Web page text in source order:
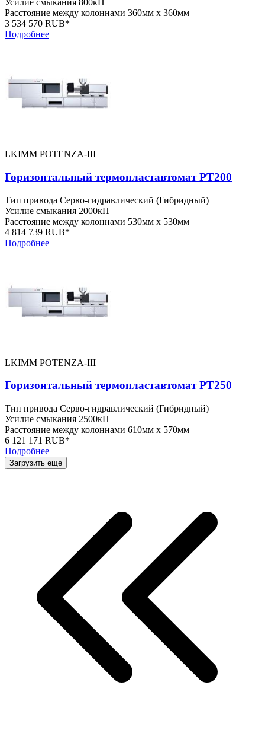
Усилие смыкания 800кН
Расстояние между колоннами 360мм x 360мм
3 534 570 RUB*
Подробнее
LKIMM POTENZA-III
Горизонтальный термопластавтомат PT200
Тип привода Серво-гидравлический (Гибридный)
Усилие смыкания 2000кН
Расстояние между колоннами 530мм x 530мм
4 814 739 RUB*
Подробнее
LKIMM POTENZA-III
Горизонтальный термопластавтомат PT250
Тип привода Серво-гидравлический (Гибридный)
Усилие смыкания 2500кН
Расстояние между колоннами 610мм x 570мм
6 121 171 RUB*
Подробнее
Загрузить еще